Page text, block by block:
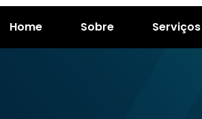
Home Sobre Serviços